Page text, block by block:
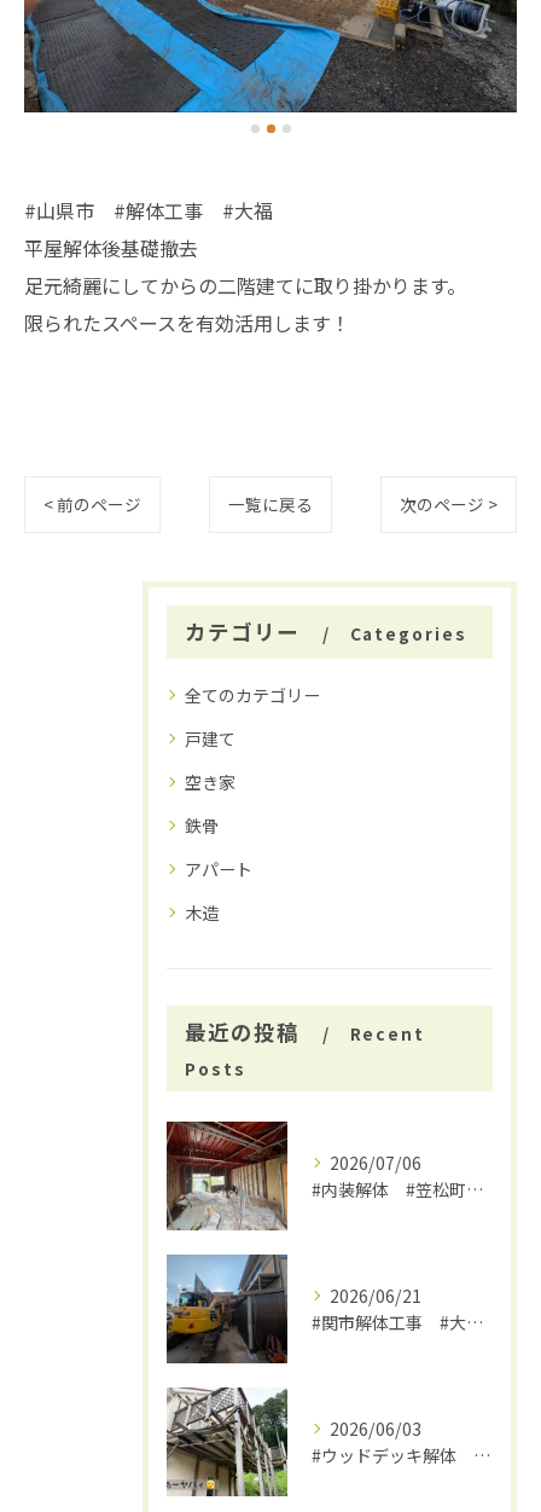
#山県市 #解体工事 #大福
平屋解体後基礎撤去
足元綺麗にしてからの二階建てに取り掛かります。
限られたスペースを有効活用します！
< 前のページ 一覧に戻る 次のページ >
カテゴリー Categories
全てのカテゴリー
戸建て
空き家
鉄骨
アパート
木造
最近の投稿
Recent
Posts
2026/07/06
#内装解体 #笠松町解体工事 #大福
2026/06/21
#関市解体工事 #大福
2026/06/03
#ウッドデッキ解体 #関市 #大福